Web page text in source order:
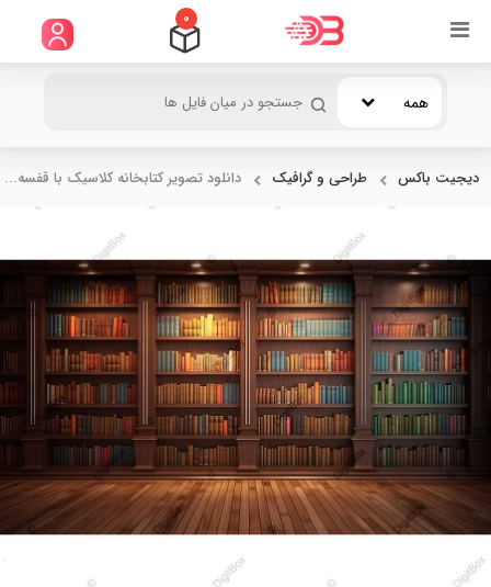
0
همه
دیجیت باکس طراحی و گرافیک دانلود تصویر کتابخانه کلاسیک با قفسه...